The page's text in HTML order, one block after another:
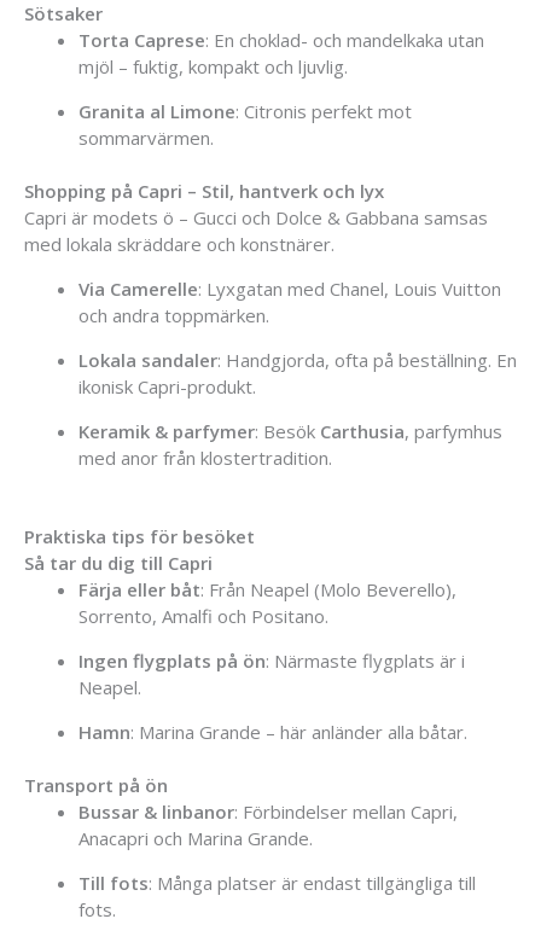
Sötsaker
Torta Caprese: En choklad- och mandelkaka utan
mjöl – fuktig, kompakt och ljuvlig.
Granita al Limone: Citronis perfekt mot
sommarvärmen.
Shopping på Capri – Stil, hantverk och lyx
Capri är modets ö – Gucci och Dolce & Gabbana samsas
med lokala skräddare och konstnärer.
Via Camerelle: Lyxgatan med Chanel, Louis Vuitton
och andra toppmärken.
Lokala sandaler: Handgjorda, ofta på beställning. En
ikonisk Capri-produkt.
Keramik & parfymer: Besök Carthusia, parfymhus
med anor från klostertradition.
Praktiska tips för besöket
Så tar du dig till Capri
Färja eller båt: Från Neapel (Molo Beverello),
Sorrento, Amalfi och Positano.
Ingen flygplats på ön: Närmaste flygplats är i
Neapel.
Hamn: Marina Grande – här anländer alla båtar.
Transport på ön
Bussar & linbanor: Förbindelser mellan Capri,
Anacapri och Marina Grande.
Till fots: Många platser är endast tillgängliga till
fots.